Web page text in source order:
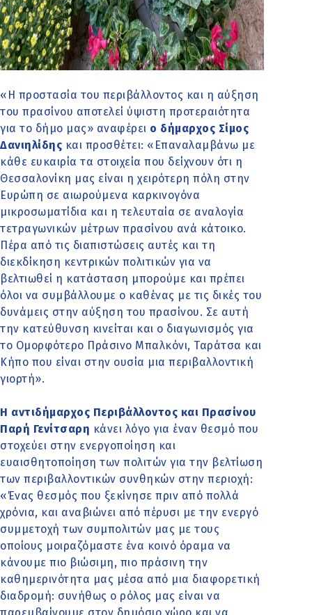
«Η προστασία του περιβάλλοντος και η αύξηση
του πρασίνου αποτελεί ύψιστη προτεραιότητα
για το δήμο μας» αναφέρει ο δήμαρχος Σίμος
Δανιηλίδης και προσθέτει: «Επαναλαμβάνω με
κάθε ευκαιρία τα στοιχεία που δείχνουν ότι η
Θεσσαλονίκη μας είναι η χειρότερη πόλη στην
Ευρώπη σε αιωρούμενα καρκινογόνα
μικροσωματίδια και η τελευταία σε αναλογία
τετραγωνικών μέτρων πρασίνου ανά κάτοικο.
Πέρα από τις διαπιστώσεις αυτές και τη
διεκδίκηση κεντρικών πολιτικών για να
βελτιωθεί η κατάσταση μπορούμε και πρέπει
όλοι να συμβάλλουμε ο καθένας με τις δικές του
δυνάμεις στην αύξηση του πρασίνου. Σε αυτή
την κατεύθυνση κινείται και ο διαγωνισμός για
το Ομορφότερο Πράσινο Μπαλκόνι, Ταράτσα και
Κήπο που είναι στην ουσία μια περιβαλλοντική
γιορτή».
Η αντιδήμαρχος Περιβάλλοντος και Πρασίνου
Παρή Γενίτσαρη κάνει λόγο για έναν θεσμό που
στοχεύει στην ενεργοποίηση και
ευαισθητοποίηση των πολιτών για την βελτίωση
των περιβαλλοντικών συνθηκών στην περιοχή:
«Ένας θεσμός που ξεκίνησε πριν από πολλά
χρόνια, και αναβιώνει από πέρυσι με την ενεργό
συμμετοχή των συμπολιτών μας με τους
οποίους μοιραζόμαστε ένα κοινό όραμα να
κάνουμε πιο βιώσιμη, πιο πράσινη την
καθημερινότητα μας μέσα από μια διαφορετική
διαδρομή: συνήθως ο ρόλος μας είναι να